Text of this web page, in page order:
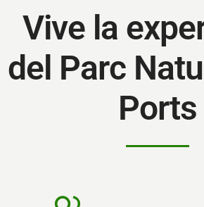
Vive la
del Parc
Ports